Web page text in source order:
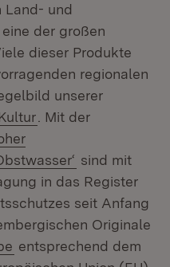
Land- und
der großen
dieser Produkte
regionalen
unserer
. Mit der
(Öffnet in
sind mit
in das Register
seit Anfang
Originale
(Öffnet in neuem
entsprechend dem